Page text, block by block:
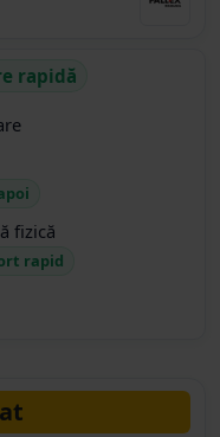
rapidă
fizică
rapid